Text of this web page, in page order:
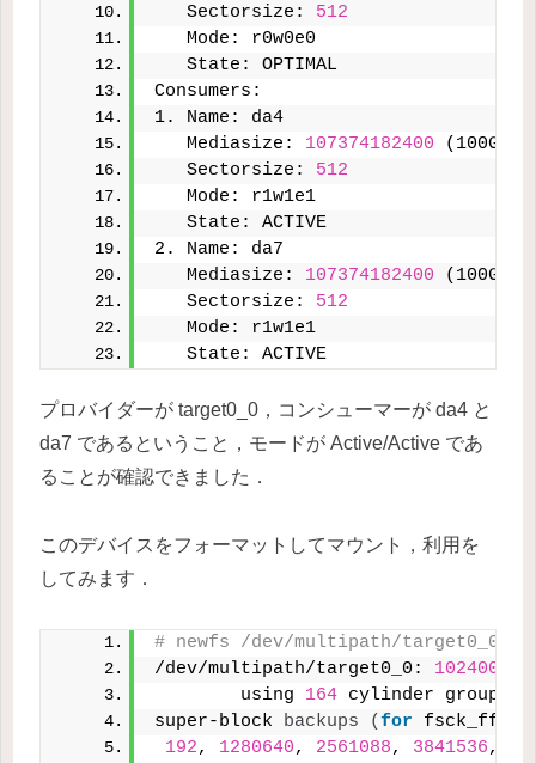
   Sectorsize:
512
   Mode: r0w0e0
   State: OPTIMAL
Consumers:
1. Name: da4
   Mediasize:
107374182400 (100G)
   Sectorsize:
512
   Mode: r1w1e1
   State: ACTIVE
2. Name: da7
   Mediasize:
107374182400 (100G)
   Sectorsize:
512
   Mode: r1w1e1
   State: ACTIVE
プロバイダーが target0_0，コンシューマーが da4 と
da7 であるということ，モードが Active/Active であ
ることが確認できました．
このデバイスをフォーマットしてマウント，利用を
してみます．
# newfs /dev/multipath/target0_0
/dev/multipath/target0_0: 102400.0
        using
164 cylinder groups
super-block backups (for fsck_ffs
192, 1280640, 2561088, 3841536,